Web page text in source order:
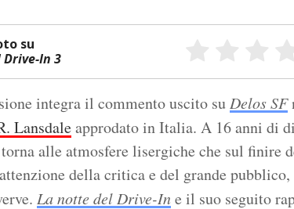
su
In 3
integra il commento uscito suDelos SF
Lansdaleapprodato in Italia. A 16 anni di
alle atmosfere lisergiche che sul finire
della critica e del grande pubblico,
La notte del Drive-Ine il suo seguito